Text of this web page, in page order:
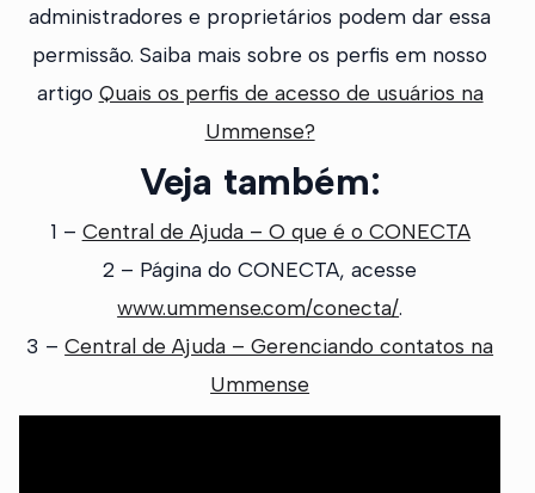
administradores e proprietários podem dar essa
permissão. Saiba mais sobre os perfis em nosso
artigo Quais os perfis de acesso de usuários na
Ummense?
Veja também:
1 – Central de Ajuda – O que é o CONECTA
2 – Página do CONECTA, acesse
www.ummense.com/conecta/.
3 –Central de Ajuda – Gerenciando contatos na
Ummense